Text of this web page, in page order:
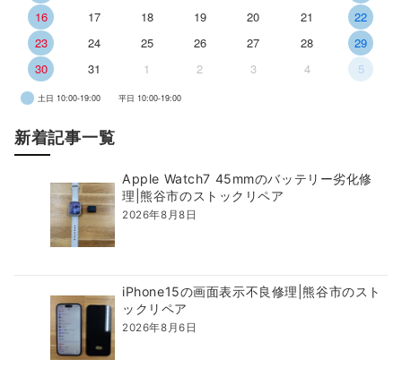
16
17 18 19 20 21
22
23
24 25 26 27 28
29
30
31 1 2 3 4 5
土日 10:00-19:00 平日 10:00-19:00
新着記事一覧
Apple Watch7 45mmのバッテリー劣化修
理|熊谷市のストックリペア
2026年8月8日
iPhone15の画面表示不良修理|熊谷市のスト
ックリペア
2026年8月6日